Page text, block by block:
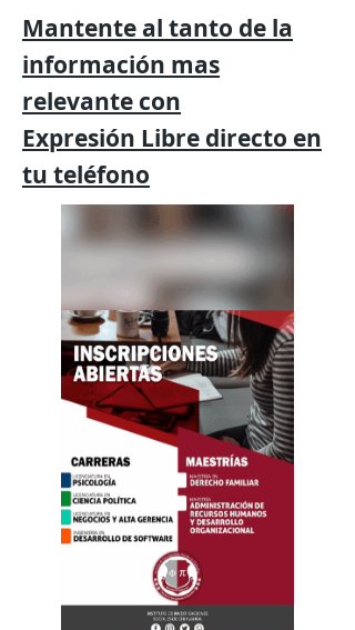
Mantente al tanto de la
información mas
relevante con
Expresión Libre directo en
tu teléfono